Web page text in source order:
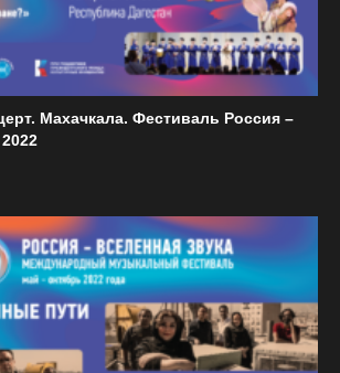
Махачкала. Фестиваль Россия –